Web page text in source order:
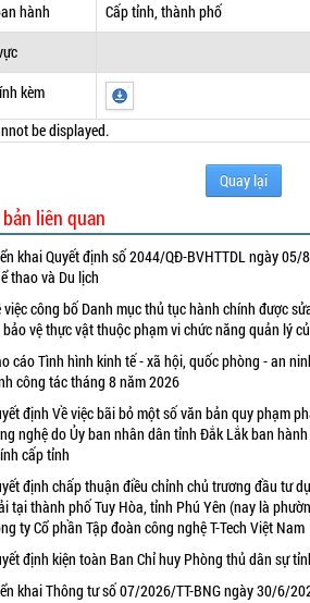
hành
Cấp tỉnh, thành phố
kèm
be displayed.
Quay lại
liên quan
khai Quyết định số 2044/QĐ-BVHTTDL ngày
thao và Du lịch
việc công bố Danh mục thủ tục hành chính được
bảo vệ thực vật thuộc phạm vi chức năng quản lý
cáo Tình hình kinh tế - xã hội, quốc phòng - an
công tác tháng 8 năm 2026
định Về việc bãi bỏ một số văn bản quy phạm
nghệ do Ủy ban nhân dân tỉnh Đắk Lắk ban
cấp tỉnh
định chấp thuận điều chỉnh chủ trương đầu tư
tại thành phố Tuy Hòa, tỉnh Phú Yên (nay là
ty Cổ phần Tập đoàn công nghệ T-Tech Việt Nam
định kiện toàn Ban Chỉ huy Phòng thủ dân sự
khai Thông tư số 07/2026/TT-BNG ngày 30/6/